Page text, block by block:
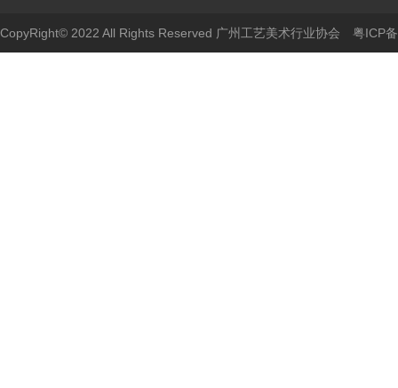
CopyRight© 2022 All Rights Reserved 广州工艺美术行业协会 粤ICP